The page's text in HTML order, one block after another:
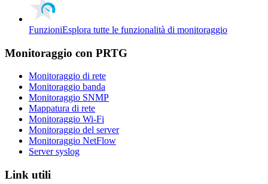
FunzioniEsplora tutte le funzionalità di monitoraggio
Monitoraggio con PRTG
Monitoraggio di rete
Monitoraggio banda
Monitoraggio SNMP
Mappatura di rete
Monitoraggio Wi-Fi
Monitoraggio del server
Monitoraggio NetFlow
Server syslog
Link utili